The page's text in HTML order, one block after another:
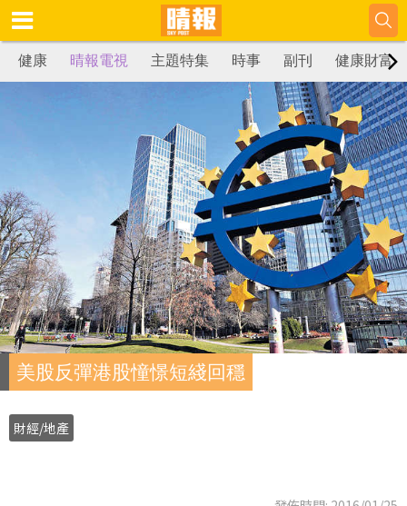
健康 晴報電視 主題特集 時事 副刊 健康財富
美股反彈港股憧憬短綫回穩
財經/地產